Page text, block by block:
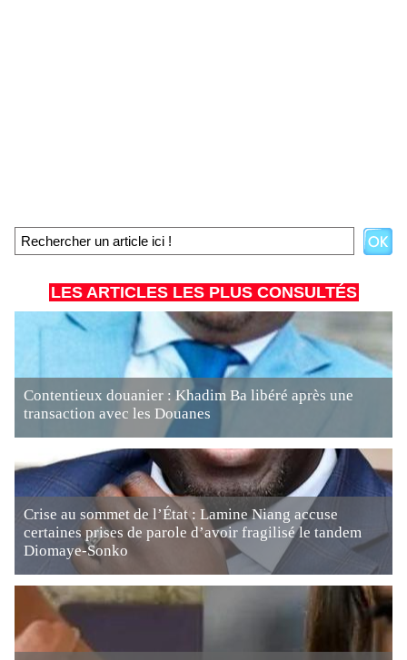
LES ARTICLES LES PLUS CONSULTÉS
Contentieux douanier : Khadim Ba libéré après une
transaction avec les Douanes
Crise au sommet de l’État : Lamine Niang accuse
certaines prises de parole d’avoir fragilisé le tandem
Diomaye-Sonko